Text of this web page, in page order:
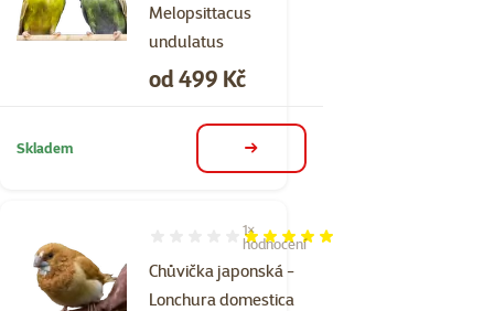
Melopsittacus
undulatus
Cena
od 499 Kč
Skladem detail
Chůvička japonská -
Lonchura domestica
Hodnocení 100%, počet hodnocení: 1
1×
hodnocení